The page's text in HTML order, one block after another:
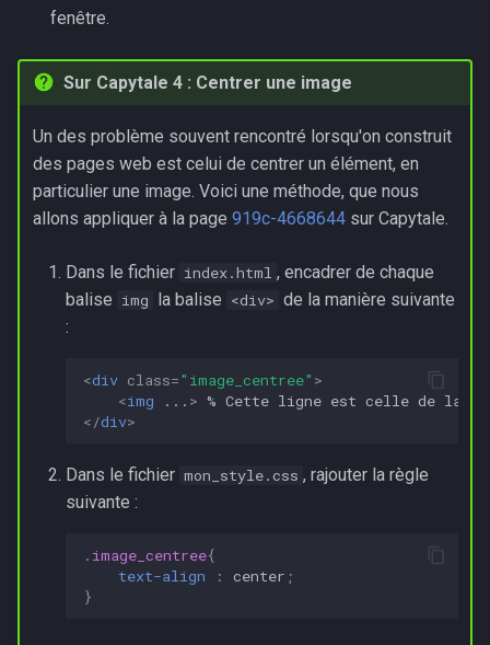
fenêtre.
Sur Capytale 4 : Centrer une image
Un des problème souvent rencontré lorsqu'on construit
des pages web est celui de centrer un élément, en
particulier une image. Voici une méthode, que nous
allons appliquer à la page 919c-4668644sur Capytale.
Dans le fichier index.html , encadrer de chaque
balise img la balise <div> de la manière suivante
:
<div class="image_centree" >
<img ... >
</div>
Dans le fichier mon_style.css , rajouter la règle
suivante :
. image_centree{
text-align
: center ;
}